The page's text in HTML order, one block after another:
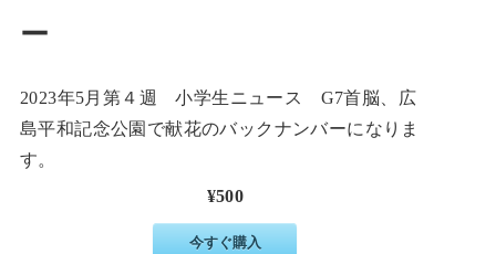
ー
2023年5月第４週 小学生ニュース G7首脳、広
島平和記念公園で献花のバックナンバーになりま
す。
¥500
今すぐ購入